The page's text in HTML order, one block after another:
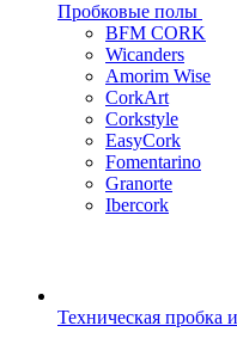
Пробковые полы
BFM CORK
Wicanders
Amorim Wise
CorkArt
Corkstyle
EasyCork
Fomentarino
Granorte
Ibercork
Техническая пробка